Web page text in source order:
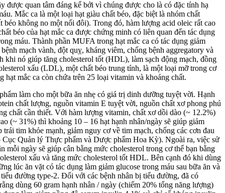
được quan tâm đáng kể bởi vì chúng được cho là có đặc tính hạ
Mắc ca là một loại hạt giàu chất béo, đặc biệt là nhóm chất
béo không no một nối đôi). Trong đó, hàm lượng acid oleic rất cao
béo của hạt mắc ca được chứng minh có liên quan đến tác dụng
máu. Thành phần MUFA trong hạt mắc ca có tác dụng giảm
mạch vành, đột quỵ, kháng viêm, chống bệnh aggregatory và
khi nó giúp tăng cholesterol tốt (HDL), làm sạch động mạch, đồng
xấu (LDL), một chất béo trung tính, là một loại mỡ trong cơ
hạt mắc ca còn chứa trên 25 loại vitamin và khoáng chất.
làm cho một bữa ăn nhẹ có giá trị dinh dưỡng tuyệt vời. Hạnh
chất lượng, nguồn vitamin E tuyệt vời, nguồn chất xơ phong phú
chất cần thiết. Với hàm lượng vitamin, chất xơ dồi dào (~ 12.2%)
(~ 31%) thì khoảng 10 – 16 hạt hạnh nhân/ngày sẽ giúp giảm
trái tim khỏe mạnh, giảm nguy cơ về tim mạch, chống các cơn đau
Cục Quản lý Thực phẩm và Dược phẩm Hoa Kỳ). Ngoài ra, việc sử
mỗi ngày sẽ giúp cân bằng mức cholesterol trong cơ thể bạn bằng
xấu và tăng mức cholesterol tốt HDL. Bên cạnh đó khi dùng
lúc ăn vặt có tác dụng làm giảm glucose trong máu sau bữa ăn và
đường type-2. Đối với các bệnh nhân bị tiểu đường, đã có
dùng 60 gram hạnh nhân / ngày (chiếm 20% tổng năng lượng)